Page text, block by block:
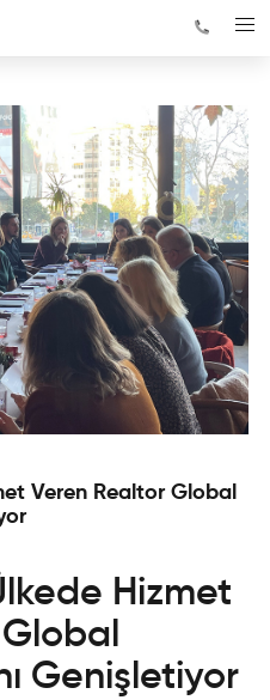
Veren Realtor Global
Hizmet
Genişletiyor